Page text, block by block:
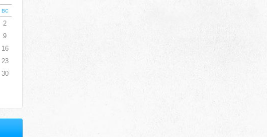
вс
2
9
16
23
30